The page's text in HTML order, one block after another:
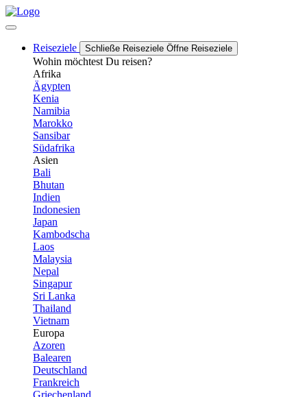
Reiseziele Schließe Reiseziele Öffne Reiseziele
Wohin möchtest Du reisen?
Afrika
Ägypten
Kenia
Namibia
Marokko
Sansibar
Südafrika
Asien
Bali
Bhutan
Indien
Indonesien
Japan
Kambodscha
Laos
Malaysia
Nepal
Singapur
Sri Lanka
Thailand
Vietnam
Europa
Azoren
Balearen
Deutschland
Frankreich
Griechenland